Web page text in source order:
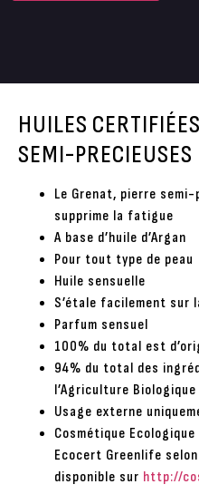
HUILES
SEMI-PRECIEUSES
Le Grenat, pierre
supprime la fatigue
A base d’huile d’Argan
Pour tout type de peau
Huile sensuelle
S’étale facilement sur
Parfum sensuel
100% du total est
94% du total des
l’Agriculture Biologique
Usage externe
Cosmétique
Ecocert Greenlife
disponible sur http://